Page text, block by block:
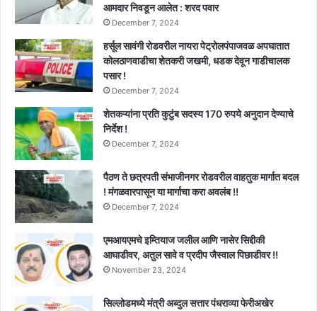
आमदार निवडून आलेत : शरद पवार
December 7, 2024
हर्सूल सावंगी रोडवरील नायरा पेट्रोलपंपाजवळ अपघातात
कोलठाणवाडीचा शेतकरी जखमी, धडक देवून गाडीचालक
पसार !
December 7, 2024
शेतकऱ्यांना प्रति कुटुंब सदस्य 170 रुपये अनुदान देण्याचे
निर्देश !
December 7, 2024
पैठण ते छत्रपती संभाजीनगर रोडवरील वाहतुक मार्गात बदल
! मंगळवारपासून या मार्गाचा करा अवलंब !!
December 7, 2024
एमआयएमचे इम्तियाज जलील आणि नासेर सिद्दीकी
आघाडीवर, अतुल सावे व प्रदीप जैस्वाल पिछाडीवर !!
November 23, 2024
सिल्लोडमध्ये मंत्री अब्दुल सत्तार पंधराव्या फेरीअखेर